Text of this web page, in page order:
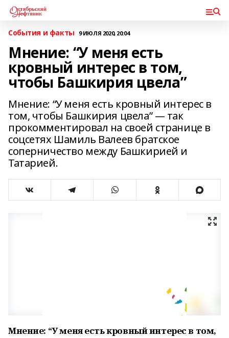
События и факты 9 ИЮЛЯ 2020, 20:04
Мнение: “У меня есть
кровный интерес в том,
чтобы Башкирия цвела”
Мнение: “У меня есть кровный интерес в
том, чтобы Башкирия цвела” — так
прокомментировал на своей странице в
соцсетях Шамиль Валеев братское
соперничество между Башкирией и
Татарией.
Мнение: “У меня есть кровный интерес в том,